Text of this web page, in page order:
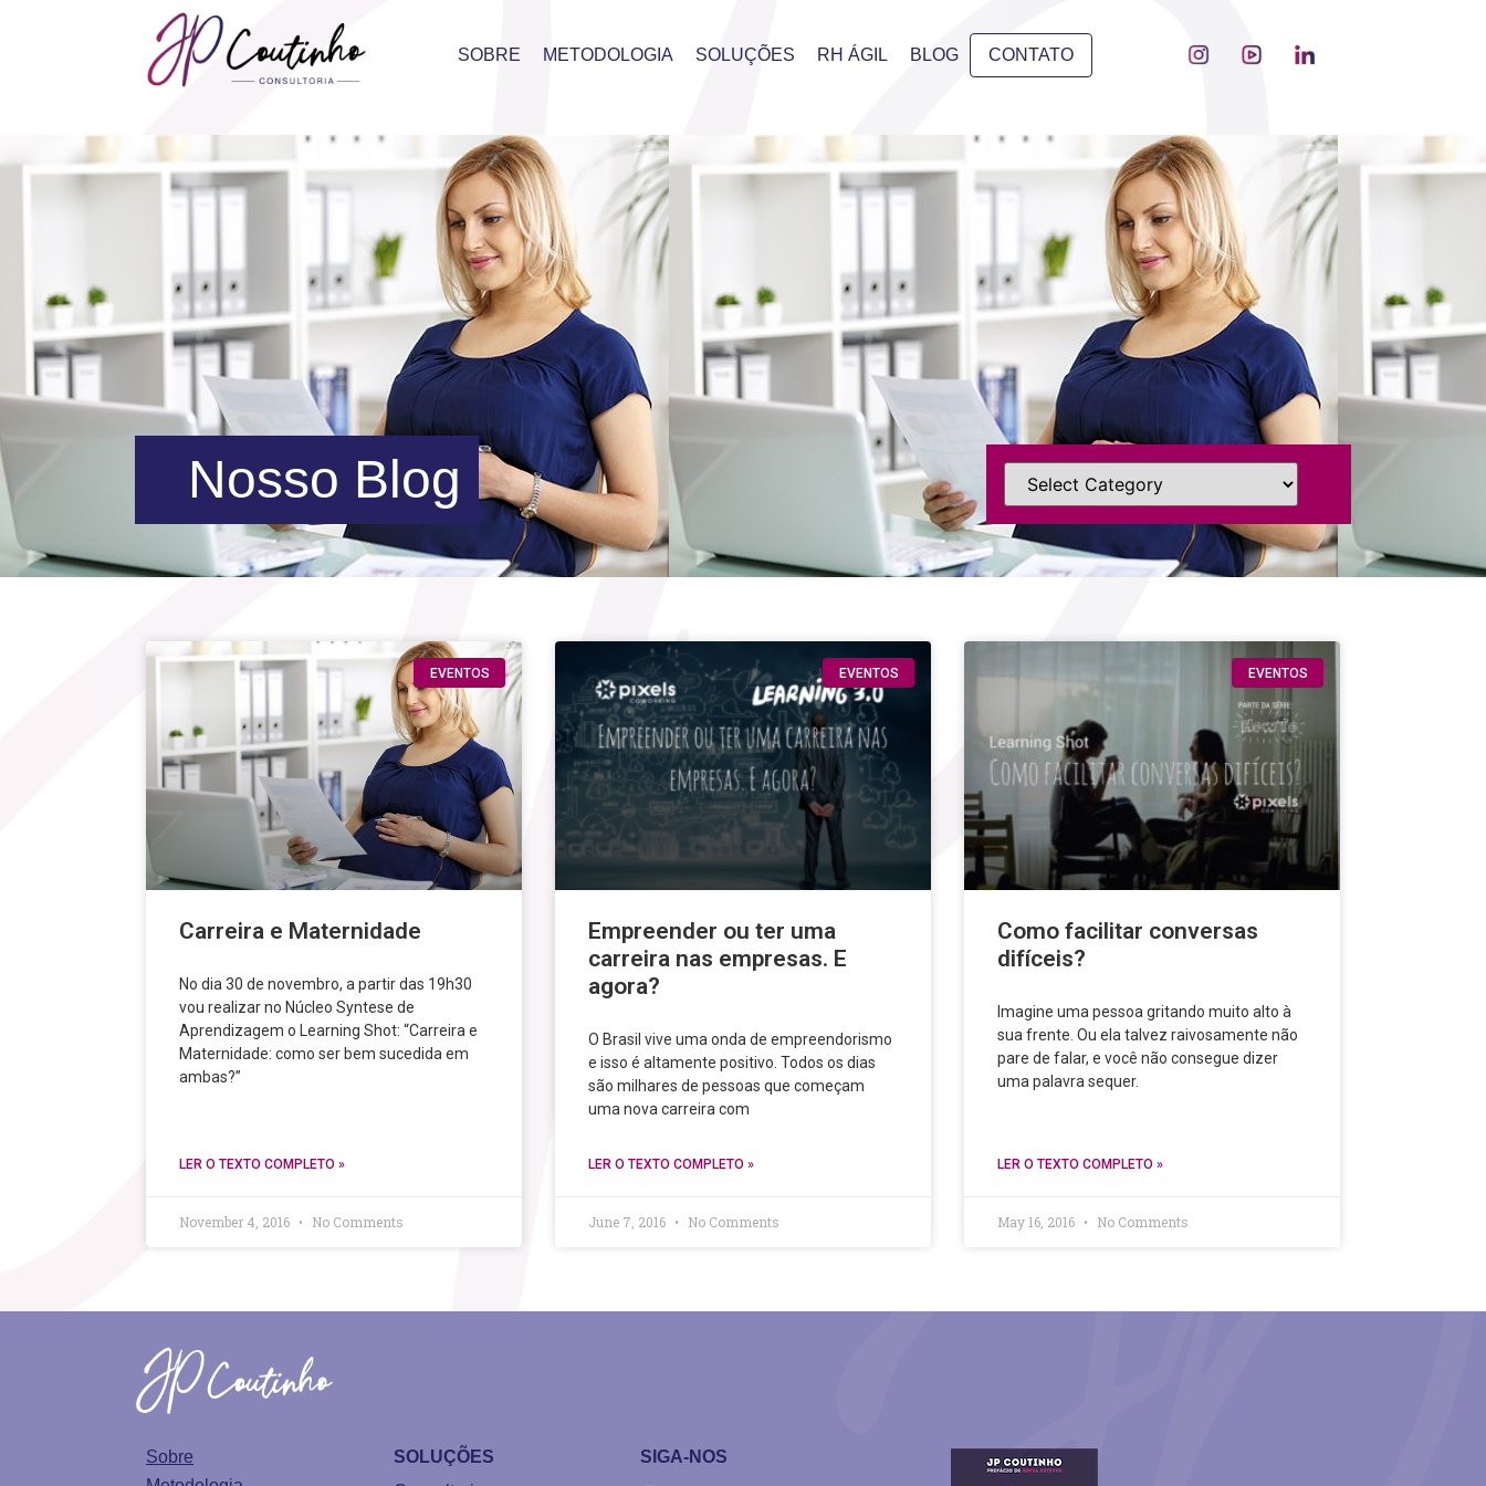
SOBRE METODOLOGIA SOLUÇÕES RH ÁGIL BLOG CONTATO
Nosso Blog
EVENTOS
Carreira e Maternidade
No dia 30 de novembro, a partir das 19h30
vou realizar no Núcleo Syntese de
Aprendizagem o Learning Shot: “Carreira e
Maternidade: como ser bem sucedida em
ambas?”
LER O TEXTO COMPLETO »
November 4, 2016 No Comments
EVENTOS
Empreender ou ter uma
carreira nas empresas. E
agora?
O Brasil vive uma onda de empreendorismo
e isso é altamente positivo. Todos os dias
são milhares de pessoas que começam
uma nova carreira com
LER O TEXTO COMPLETO »
June 7, 2016 No Comments
EVENTOS
Como facilitar conversas
difíceis?
Imagine uma pessoa gritando muito alto à
sua frente. Ou ela talvez raivosamente não
pare de falar, e você não consegue dizer
uma palavra sequer.
LER O TEXTO COMPLETO »
May 16, 2016 No Comments
Sobre
SOLUÇÕES
SIGA-NOS